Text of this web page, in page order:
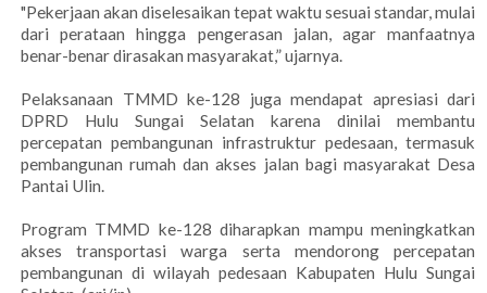
"Pekerjaan akan diselesaikan tepat waktu sesuai standar, mulai
dari perataan hingga pengerasan jalan, agar manfaatnya
benar-benar dirasakan masyarakat,” ujarnya.
Pelaksanaan TMMD ke-128 juga mendapat apresiasi dari
DPRD Hulu Sungai Selatan karena dinilai membantu
percepatan pembangunan infrastruktur pedesaan, termasuk
pembangunan rumah dan akses jalan bagi masyarakat Desa
Pantai Ulin.
Program TMMD ke-128 diharapkan mampu meningkatkan
akses transportasi warga serta mendorong percepatan
pembangunan di wilayah pedesaan Kabupaten Hulu Sungai